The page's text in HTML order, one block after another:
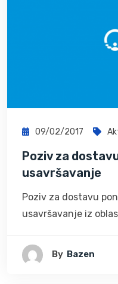
09/02/2017
Poziv za
usavršavanje
Poziv za dostavu
usavršavanje iz
By Bazen